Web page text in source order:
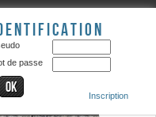
de passe
Inscription